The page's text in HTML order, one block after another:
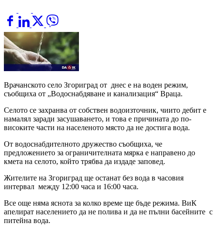
Врачанското село Згориград от днес е на воден режим,
съобщиха от „Водоснабдяване и канализация“ Враца.
Селото се захранва от собствен водоизточник, чиито дебит е
намалял заради засушаването, и това е причината до по-
високите части на населеното място да не достига вода.
От водоснабдителното дружество съобщиха, че
предложението за ограничителната мярка е направено до
кмета на селото, който трябва да издаде заповед.
Жителите на Згориград ще останат без вода в часовия
интервал между 12:00 часа и 16:00 часа.
Все още няма яснота за колко време ще бъде режима. ВиК
апелират населението да не полива и да не пълни басейните с
питейна вода.